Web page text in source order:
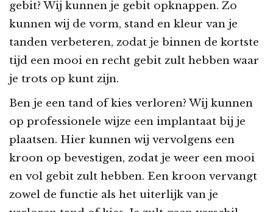
gebit? Wij kunnen je gebit opknappen. Zo
kunnen wij de vorm, stand en kleur van je
tanden verbeteren, zodat je binnen de kortste
tijd een mooi en recht gebit zult hebben waar
je trots op kunt zijn.
Ben je een tand of kies verloren? Wij kunnen
op professionele wijze een implantaat bij je
plaatsen. Hier kunnen wij vervolgens een
kroon op bevestigen, zodat je weer een mooi
en vol gebit zult hebben. Een kroon vervangt
zowel de functie als het uiterlijk van je